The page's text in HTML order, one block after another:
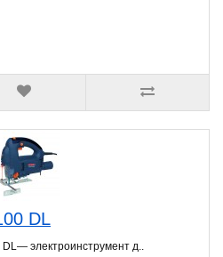
DL
электроинструмент д..